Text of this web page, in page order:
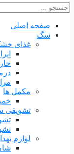
صفحه اصلی
سگ
غذای
مکمل ها
تشویقی
لوازم